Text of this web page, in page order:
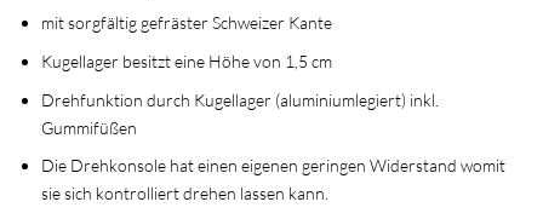
mit sorgfältig gefräster Schweizer Kante
Kugellager besitzt eine Höhe von 1,5 cm
Drehfunktion durch Kugellager (aluminiumlegiert) inkl.
Gummifüßen
Die Drehkonsole hat einen eigenen geringen Widerstand womit
sie sich kontrolliert drehen lassen kann.